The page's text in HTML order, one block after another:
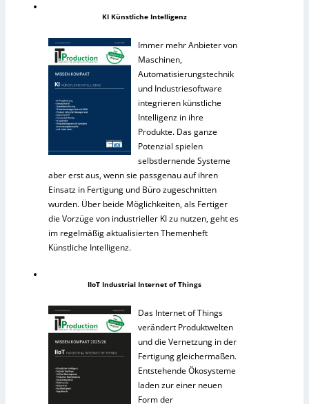
KI Künstliche Intelligenz
Immer mehr Anbieter von
Maschinen,
Automatisierungstechnik
und Industriesoftware
integrieren künstliche
Intelligenz in ihre
Produkte. Das ganze
Potenzial spielen
selbstlernende Systeme
aber erst aus, wenn sie passgenau auf ihren
Einsatz in Fertigung und Büro zugeschnitten
wurden. Über beide Möglichkeiten, als Fertiger
die Vorzüge von industrieller KI zu nutzen, geht es
im regelmäßig aktualisierten Themenheft
Künstliche Intelligenz.
IIoT Industrial Internet of Things
Das Internet of Things
verändert Produktwelten
und die Vernetzung in der
Fertigung gleichermaßen.
Entstehende Ökosysteme
laden zur einer neuen
Form der